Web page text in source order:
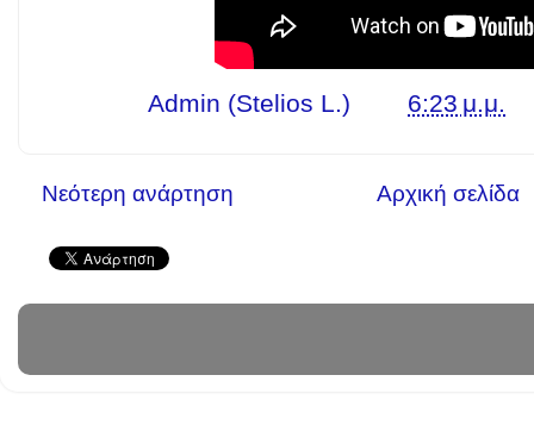
Admin (Stelios L.) 6:23 μ.μ.
Νεότερη ανάρτηση Αρχική σελίδα